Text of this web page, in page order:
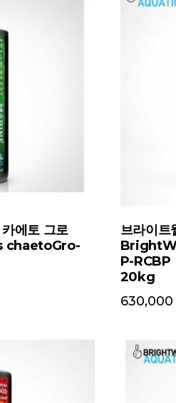
쿠아틱스 젤리 플랑크토스
Aquatics JelliPlanktos